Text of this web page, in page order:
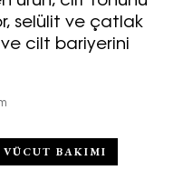
selülit ve çatlak
cilt bariyerini
VÜCUT BAKIMI